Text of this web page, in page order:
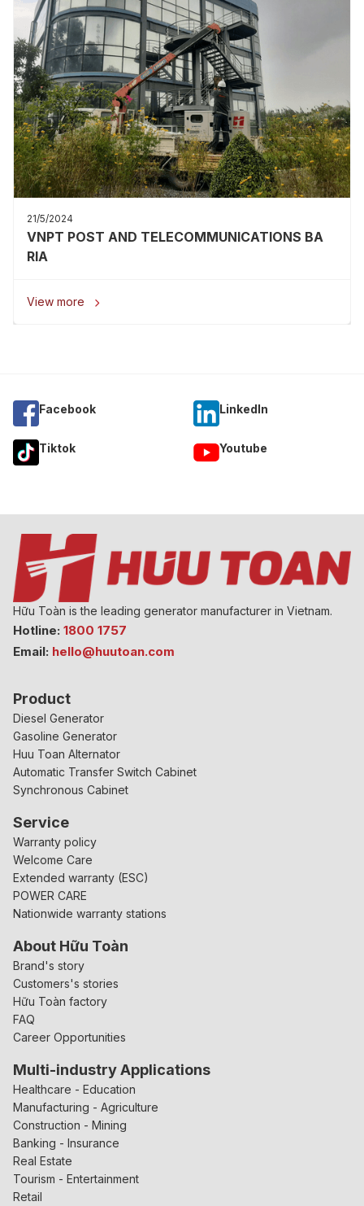
21/5/2024
VNPT POST AND TELECOMMUNICATIONS BA
RIA
View more 
Facebook Linkedln
Tiktok Youtube
Hữu Toàn is the leading generator manufacturer in Vietnam.
Hotline: 1800 1757
Email: hello@huutoan.com
Product
Diesel Generator
Gasoline Generator
Huu Toan Alternator
Automatic Transfer Switch Cabinet
Synchronous Cabinet
Service
Warranty policy
Welcome Care
Extended warranty (ESC)
POWER CARE
Nationwide warranty stations
About Hữu Toàn
Brand's story
Customers's stories
Hữu Toàn factory
FAQ
Career Opportunities
Multi-industry Applications
Healthcare - Education
Manufacturing - Agriculture
Construction - Mining
Banking - Insurance
Real Estate
Tourism - Entertainment
Retail